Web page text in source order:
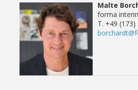
Malte
forma
T. +49 (173)